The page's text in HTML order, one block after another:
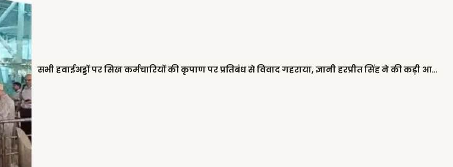
सभी हवाईअड्डों पर सिख कर्मचारियों की कृपाण पर प्रतिबंध से विवाद गहराया, ज्ञानी हरप्रीत सिंह ने की कड़ी आलोचना